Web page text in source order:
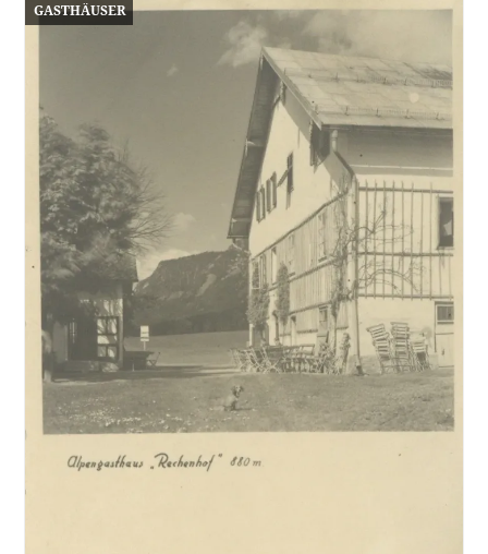
Über den Gasthof Breinössl sind auf "Innsbruck
erinnert sich" bereits mehrere Beiträge erschienen.
GASTHÄUSER